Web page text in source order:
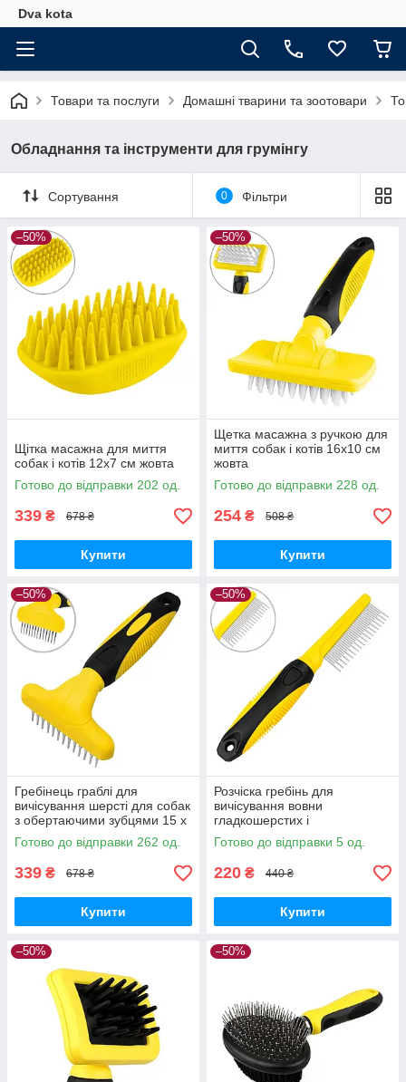
Dva kota
Товари та послуги Домашні тварини та зоотовари
Обладнання та інструменти для грумінгу
Сортування 0 Фільтри
–50%
Щітка масажна для миття
собак і котів 12x7 см жовта
Готово до відправки 202 од.
339 ₴ 678 ₴
Купити
–50%
Щетка масажна з ручкою для
миття собак і котів 16x10 см
жовта
Готово до відправки 228 од.
254 ₴ 508 ₴
Купити
–50%
Гребінець граблі для
вичісування шерсті для собак
з обертаючими зубцями 15 х
9 см жовтий
Готово до відправки 262 од.
339 ₴ 678 ₴
Купити
–50%
Розчіска гребінь для
вичісування вовни
гладкошерстих і
довгошерстих собак з 19-18
металевими зубами
Готово до відправки 5 од.
220 ₴ 440 ₴
Купити
–50% –50%